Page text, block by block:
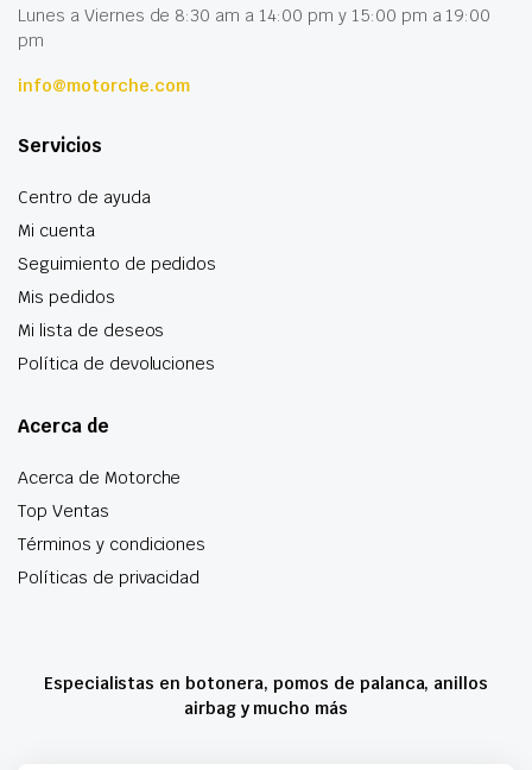
Lunes a Viernes de 8:30 am a 14:00 pm y 15:00 pm a 19:00
pm
info@motorche.com
Servicios
Centro de ayuda
Mi cuenta
Seguimiento de pedidos
Mis pedidos
Mi lista de deseos
Política de devoluciones
Acerca de
Acerca de Motorche
Top Ventas
Términos y condiciones
Políticas de privacidad
Especialistas en botonera, pomos de palanca, anillos
airbag y mucho más